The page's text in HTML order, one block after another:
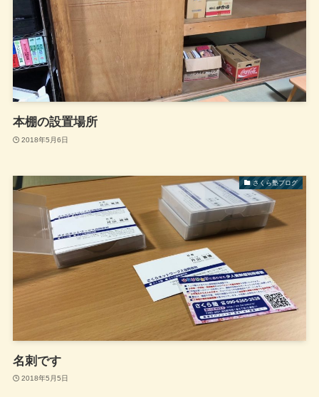
本棚の設置場所
2018年5月6日
さくら塾ブログ
名刺です
2018年5月5日